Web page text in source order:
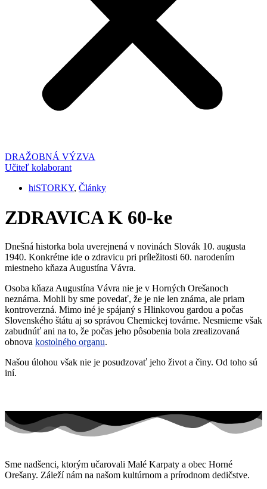
Posts
navigation
DRAŽOBNÁ VÝZVA
Učiteľ kolaborant
hiSTORKY, Články
ZDRAVICA K 60-ke
Dnešná historka bola uverejnená v novinách Slovák 10. augusta
1940. Konkrétne ide o zdravicu pri príležitosti 60. narodením
miestneho kňaza Augustína Vávra.
Osoba kňaza Augustína Vávra nie je v Horných Orešanoch
neznáma. Mohli by sme povedať, že je nie len známa, ale priam
kontroverzná. Mimo iné je spájaný s Hlinkovou gardou a počas
Slovenského štátu aj so správou Chemickej továrne. Nesmieme však
zabudnúť ani na to, že počas jeho pôsobenia bola zrealizovaná
obnova kostolného organu.
Našou úlohou však nie je posudzovať jeho život a činy. Od toho sú
iní.
Sme nadšenci, ktorým učarovali Malé Karpaty a obec Horné
Orešany. Záleží nám na našom kultúrnom a prírodnom dedičstve.